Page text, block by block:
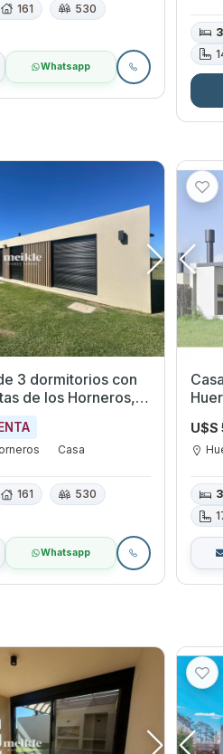
161
530
Whatsapp
3
3 dormitorios con
de los Horneros,
Casa
161
530
Whatsapp
3